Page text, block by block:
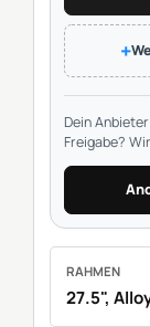
+
Dein
Freigabe?
RAHMEN
27.5",